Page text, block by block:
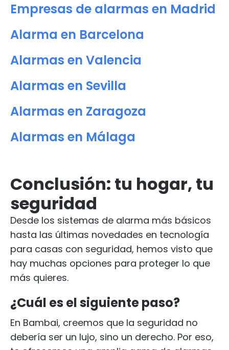
Empresas de alarmas en Madrid
Alarma en Barcelona
Alarmas en Valencia
Alarmas en Sevilla
Alarmas en Zaragoza
Alarmas en Málaga
Conclusión: tu hogar, tu
seguridad
Desde los sistemas de alarma más básicos
hasta las últimas novedades en tecnología
para casas con seguridad, hemos visto que
hay muchas opciones para proteger lo que
más quieres.
¿Cuál es el siguiente paso?
En Bambai, creemos que la seguridad no
debería ser un lujo, sino un derecho. Por eso,